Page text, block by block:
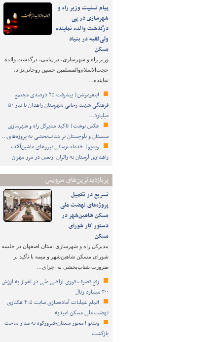
پیام تسلیت وزیر راه و
شهرسازی در پی
درگذشت والده نماینده
ولی‌فقیه در بنیاد
مسکن
وزیر راه و شهرسازی، در پیامی، درگذشت والده
حجت‌الاسلام‌والمسلمین حسین روحانی‌نژاد،
نماینده…
اینفوموشن| پیشرفت ۲۵ درصدی مجتمع
فرهنگی شهید رجایی شهرستان زاهدان با نیاز ۵۰
میلیارد…
عکس نوشت| تاکید مدیرکل راه و شهرسازی
سیستان و بلوچستان بر شتاب‌بخشی به پروژه‌های…
ویدیو| خدمات‌رسانی نیروهای ماشین‌آلات
راهداری لرستان به زائران اربعین در مرز مهران
پربازدیدترین‌های سرویس
تسریع در تکمیل
پروژه‌های نهضت ملی
مسکن شاهین‌شهر در
دستور کار شورای
مسکن
مدیرکل راه و شهرسازی استان اصفهان در جلسه
شورای مسکن شاهین‌شهر و میمه با تأکید بر
ضرورت شتاب‌بخشی به اجرای…
رفع تصرف فوری اراضی ملی در اهواز به ارزش
۳۰۰ میلیارد ریال
اتمام عملیات آماده‌سازی سایت ۴.۵ هکتاری
نهضت ملی مسکن امیدیه
ویدیو ا محور سمنان-فیروزکوه به مدار ساخت
بازگشت